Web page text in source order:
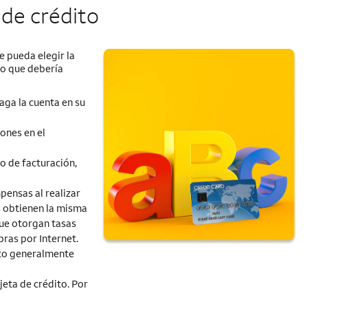
crédito
pueda elegir la
que debería
la cuenta en su
en el
de facturación,
al realizar
obtienen la misma
otorgan tasas
por Internet.
generalmente
de crédito. Por